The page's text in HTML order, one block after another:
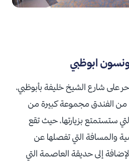
ابوظبي
على شارع الشيخ خليفة بأبوظبي،
من الفندق مجموعة كبيرة من
ستستمتع بزيارتها، حيث تقع
والمسافة التي تفصلها عن
بالإضافة إلى حديقة العاصمة التي